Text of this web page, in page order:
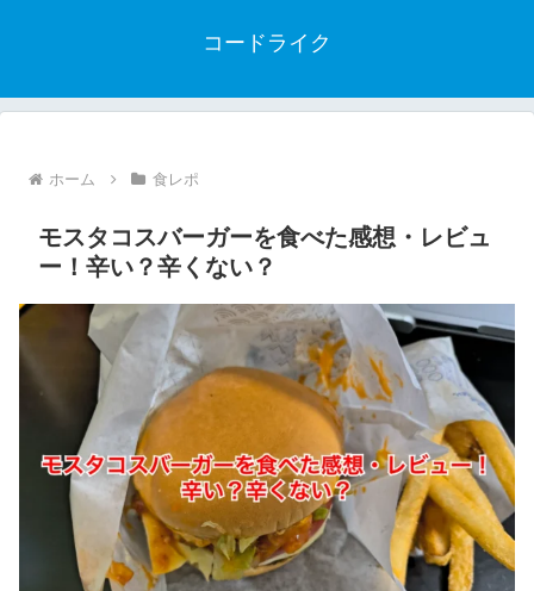
コードライク
ホーム 食レポ
モスタコスバーガーを食べた感想・レビュ
ー！辛い？辛くない？